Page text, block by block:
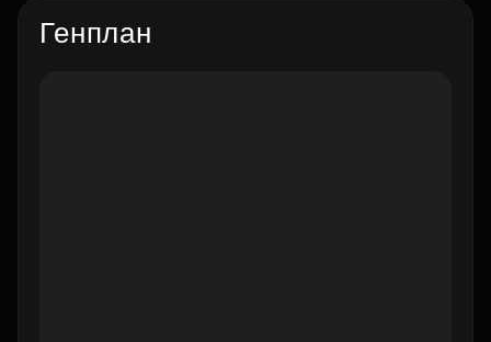
Генплан